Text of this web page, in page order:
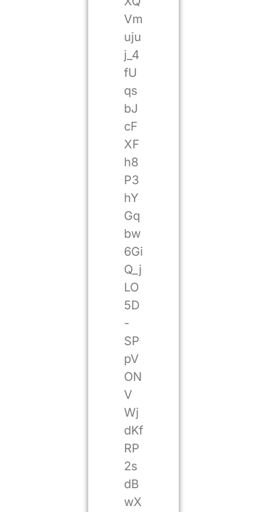
Vm
uju
j_4
fU
qs
bJ
cF
XF
h8
P3
hY
Gq
bw
6Gi
Q_j
LO
5D
-
SP
pV
ON
V
Wj
dKf
RP
2s
dB
wX